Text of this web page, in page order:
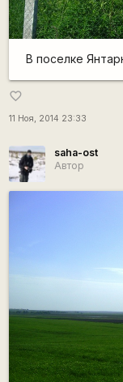
В поселке
favorite_border
11 Ноя, 2014 23:33
saha-ost
Автор